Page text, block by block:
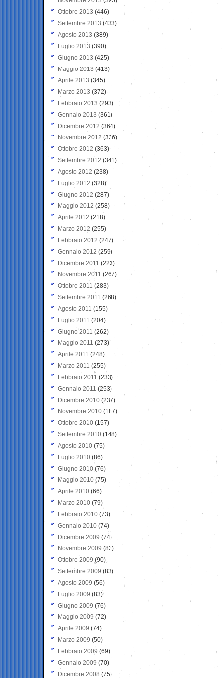
Ottobre 2013 (446)
Settembre 2013 (433)
Agosto 2013 (389)
Luglio 2013 (390)
Giugno 2013 (425)
Maggio 2013 (413)
Aprile 2013 (345)
Marzo 2013 (372)
Febbraio 2013 (293)
Gennaio 2013 (361)
Dicembre 2012 (364)
Novembre 2012 (336)
Ottobre 2012 (363)
Settembre 2012 (341)
Agosto 2012 (238)
Luglio 2012 (328)
Giugno 2012 (287)
Maggio 2012 (258)
Aprile 2012 (218)
Marzo 2012 (255)
Febbraio 2012 (247)
Gennaio 2012 (259)
Dicembre 2011 (223)
Novembre 2011 (267)
Ottobre 2011 (283)
Settembre 2011 (268)
Agosto 2011 (155)
Luglio 2011 (204)
Giugno 2011 (262)
Maggio 2011 (273)
Aprile 2011 (248)
Marzo 2011 (255)
Febbraio 2011 (233)
Gennaio 2011 (253)
Dicembre 2010 (237)
Novembre 2010 (187)
Ottobre 2010 (157)
Settembre 2010 (148)
Agosto 2010 (75)
Luglio 2010 (86)
Giugno 2010 (76)
Maggio 2010 (75)
Aprile 2010 (66)
Marzo 2010 (79)
Febbraio 2010 (73)
Gennaio 2010 (74)
Dicembre 2009 (74)
Novembre 2009 (83)
Ottobre 2009 (90)
Settembre 2009 (83)
Agosto 2009 (56)
Luglio 2009 (83)
Giugno 2009 (76)
Maggio 2009 (72)
Aprile 2009 (74)
Marzo 2009 (50)
Febbraio 2009 (69)
Gennaio 2009 (70)
Dicembre 2008 (75)